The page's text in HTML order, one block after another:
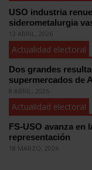
USO industria
siderometalurgia
13 ABRIL, 2026
Actualidad electoral
Dos grandes
supermercados de
8 ABRIL, 2026
Actualidad electoral
FS-USO avanza en
representación
18 MARZO, 2026